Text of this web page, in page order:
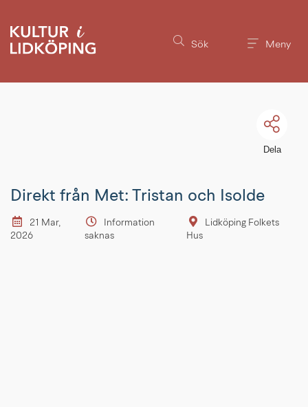
Sök Meny
Dela
Direkt från Met: Tristan och Isolde
21 Mar,
2026
Information
saknas
Lidköping Folkets
Hus